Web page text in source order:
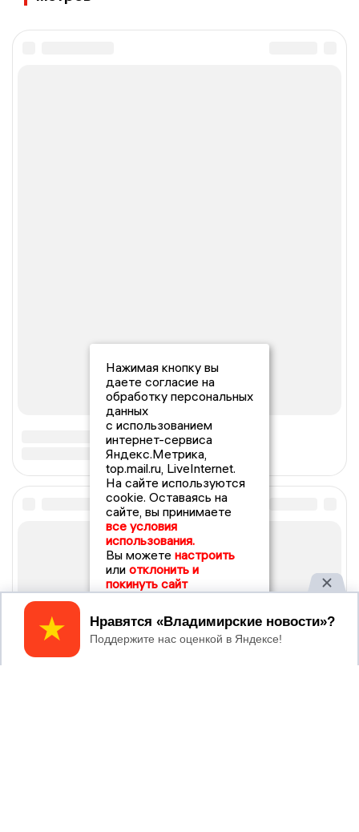
Нажимая кнопку вы
даете согласие на
обработку персональных
данных
с использованием
интернет-сервиса
Яндекс.Метрика,
top.mail.ru, LiveInternet.
На сайте используются
cookie. Оставаясь на
сайте, вы принимаете
все условия
использования.
Вы можете настроить
или отклонить и
покинуть сайт
Принять